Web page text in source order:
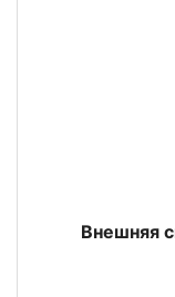
Внешняя